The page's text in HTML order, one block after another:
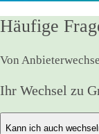
Häufige
Von
Ihr Wechsel zu
Kann ich auch